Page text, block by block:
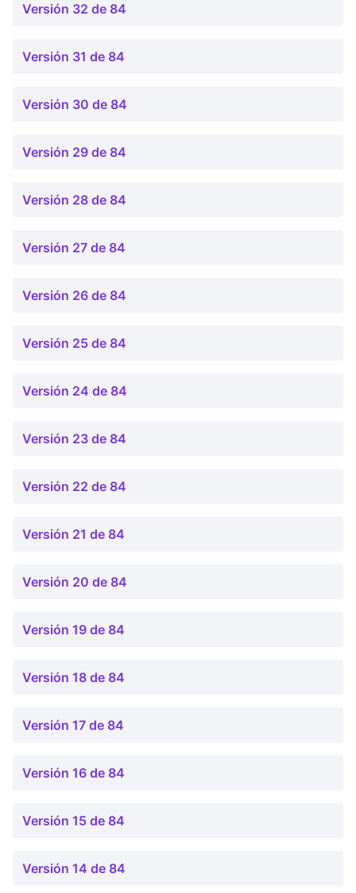
Versión 32 de 84
Versión 31 de 84
Versión 30 de 84
Versión 29 de 84
Versión 28 de 84
Versión 27 de 84
Versión 26 de 84
Versión 25 de 84
Versión 24 de 84
Versión 23 de 84
Versión 22 de 84
Versión 21 de 84
Versión 20 de 84
Versión 19 de 84
Versión 18 de 84
Versión 17 de 84
Versión 16 de 84
Versión 15 de 84
Versión 14 de 84